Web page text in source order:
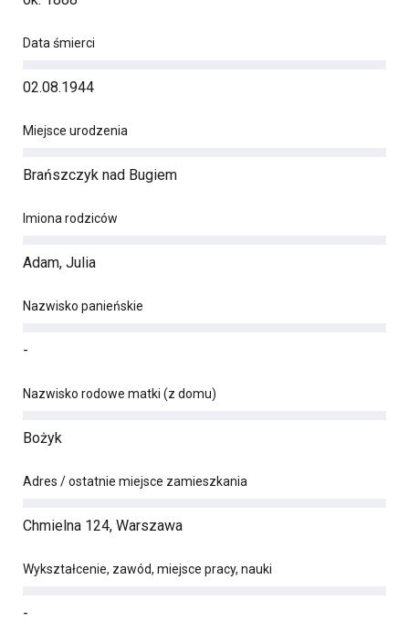
Data śmierci
02.08.1944
Miejsce urodzenia
Brańszczyk nad Bugiem
Imiona rodziców
Adam, Julia
Nazwisko panieńskie
-
Nazwisko rodowe matki (z domu)
Bożyk
Adres / ostatnie miejsce zamieszkania
Chmielna 124, Warszawa
Wykształcenie, zawód, miejsce pracy, nauki
-